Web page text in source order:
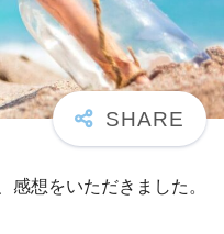
感想をいただきました。